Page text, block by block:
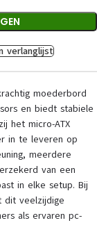
verlanglijst
moederbord
en biedt stabiele
het micro-ATX
in te leveren op
meerdere
van een
in elke setup. Bij
dit veelzijdige
als ervaren pc-